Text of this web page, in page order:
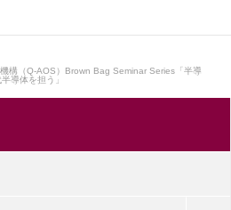
構（Q-AOS）Brown Bag Seminar Series「半導
導体を担う」